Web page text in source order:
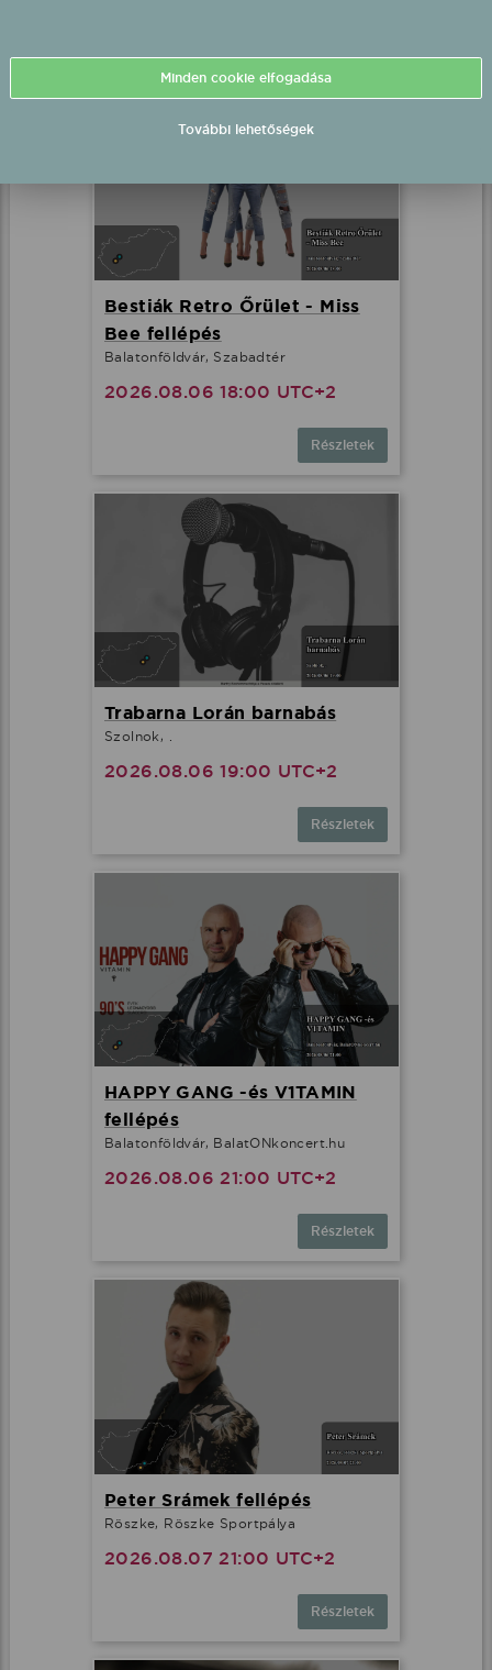
Fellépések mostanában
Bestiák Retro Őrület - Miss
Bee fellépés
Balatonföldvár, Szabadtér
2026.08.06 18:00 UTC+2
Részletek
Trabarna Lorán barnabás
Szolnok, .
2026.08.06 19:00 UTC+2
Részletek
HAPPY GANG -és V1TAMIN
fellépés
Balatonföldvár, BalatONkoncert.hu
2026.08.06 21:00 UTC+2
Részletek
Peter Srámek fellépés
Röszke, Röszke Sportpálya
2026.08.07 21:00 UTC+2
Részletek
Minden cookie elfogadása
További lehetőségek